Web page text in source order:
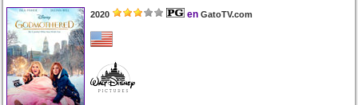
2020 en GatoTV.com